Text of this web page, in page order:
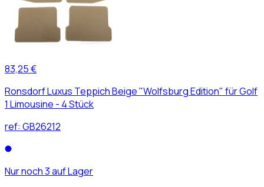
83,25 €
Ronsdorf Luxus Teppich Beige "Wolfsburg Edition" für Golf
1 Limousine - 4 Stück
ref: GB26212
Nur noch 3 auf Lager